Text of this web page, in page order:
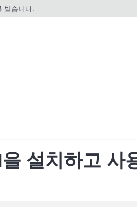
받습니다.
설치하고 사